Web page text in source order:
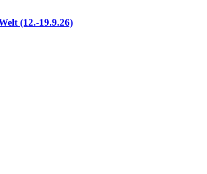
(12.-19.9.26)